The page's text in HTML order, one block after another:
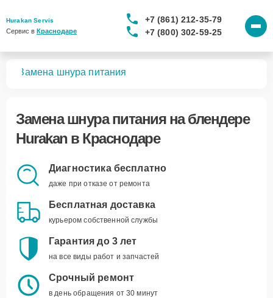
Hurakan Servis
Сервис в Краснодаре
+7 (861) 212-35-79
+7 (800) 302-59-25
Замена шнура питания
Замена шнура питанияна блендере
Hurakan в Краснодаре
Диагностика бесплатно
даже при отказе от ремонта
Бесплатная доставка
курьером собственной службы
Гарантия до 3 лет
на все виды работ и запчастей
Срочный ремонт
в день обращения от 30 минут